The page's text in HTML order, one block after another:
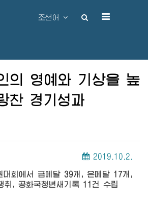
조선어
의 영예와 기상을 높
찬 경기성과
2019.10.2.
대회에서 금메달 39개, 은메달 17개,
취, 공화국청년새기록 11건 수립